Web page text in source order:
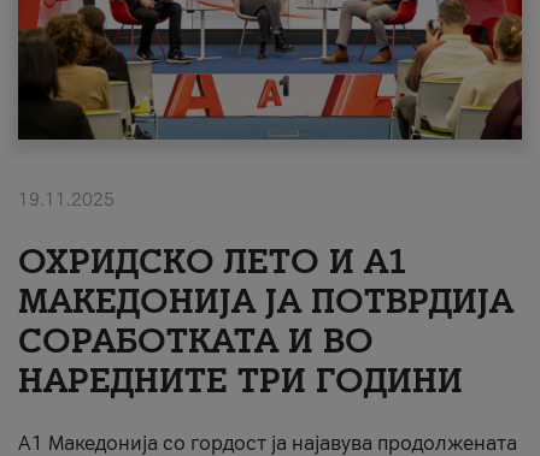
Поддршка
Надополни кредит
#ПодобарОнлајн
19.11.2025
ОХРИДСКО ЛЕТО И A1
МАКЕДОНИЈА ЈА ПОТВРДИЈА
СОРАБОТКАТА И ВО
НАРЕДНИТЕ ТРИ ГОДИНИ
A1 Македонија со гордост ја најавува продолжената